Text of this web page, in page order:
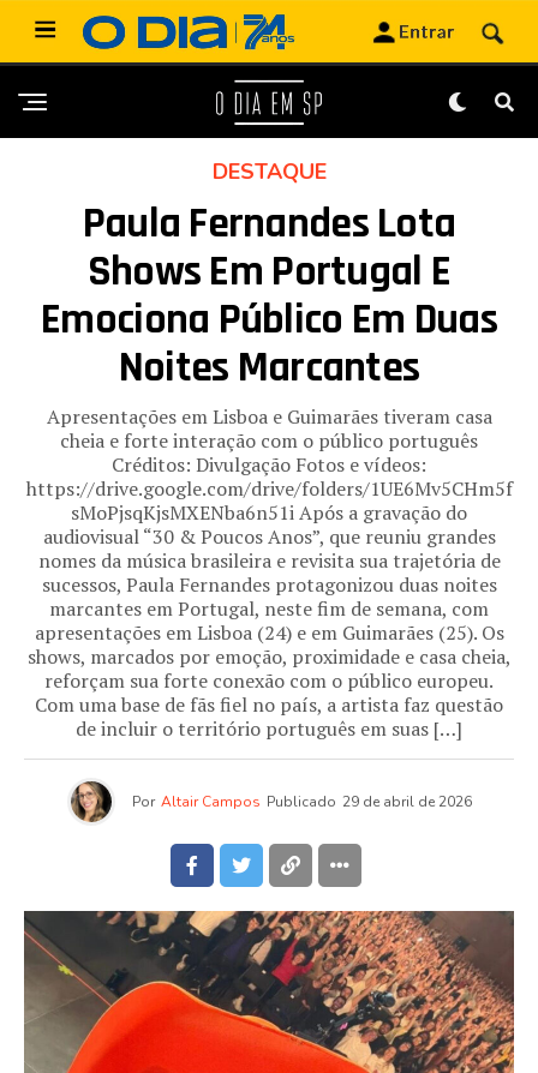
DESTAQUE
Paula Fernandes Lota
Shows Em Portugal E
Emociona Público Em Duas
Noites Marcantes
Apresentações em Lisboa e Guimarães tiveram casa
cheia e forte interação com o público português
Créditos: Divulgação Fotos e vídeos:
https://drive.google.com/drive/folders/1UE6Mv5CHm5f
sMoPjsqKjsMXENba6n51i Após a gravação do
audiovisual “30 & Poucos Anos”, que reuniu grandes
nomes da música brasileira e revisita sua trajetória de
sucessos, Paula Fernandes protagonizou duas noites
marcantes em Portugal, neste fim de semana, com
apresentações em Lisboa (24) e em Guimarães (25). Os
shows, marcados por emoção, proximidade e casa cheia,
reforçam sua forte conexão com o público europeu.
Com uma base de fãs fiel no país, a artista faz questão
de incluir o território português em suas […]
Por Altair Campos Publicado 29 de abril de 2026